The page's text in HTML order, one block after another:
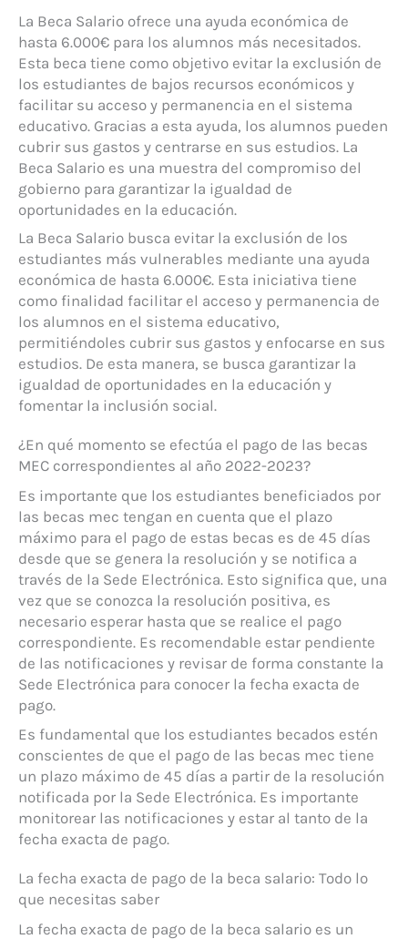
La Beca Salario ofrece una ayuda económica de
hasta 6.000€ para los alumnos más necesitados.
Esta beca tiene como objetivo evitar la exclusión de
los estudiantes de bajos recursos económicos y
facilitar su acceso y permanencia en el sistema
educativo. Gracias a esta ayuda, los alumnos pueden
cubrir sus gastos y centrarse en sus estudios. La
Beca Salario es una muestra del compromiso del
gobierno para garantizar la igualdad de
oportunidades en la educación.
La Beca Salario busca evitar la exclusión de los
estudiantes más vulnerables mediante una ayuda
económica de hasta 6.000€. Esta iniciativa tiene
como finalidad facilitar el acceso y permanencia de
los alumnos en el sistema educativo,
permitiéndoles cubrir sus gastos y enfocarse en sus
estudios. De esta manera, se busca garantizar la
igualdad de oportunidades en la educación y
fomentar la inclusión social.
¿En qué momento se efectúa el pago de las becas
MEC correspondientes al año 2022-2023?
Es importante que los estudiantes beneficiados por
las becas mec tengan en cuenta que el plazo
máximo para el pago de estas becas es de 45 días
desde que se genera la resolución y se notifica a
través de la Sede Electrónica. Esto significa que, una
vez que se conozca la resolución positiva, es
necesario esperar hasta que se realice el pago
correspondiente. Es recomendable estar pendiente
de las notificaciones y revisar de forma constante la
Sede Electrónica para conocer la fecha exacta de
pago.
Es fundamental que los estudiantes becados estén
conscientes de que el pago de las becas mec tiene
un plazo máximo de 45 días a partir de la resolución
notificada por la Sede Electrónica. Es importante
monitorear las notificaciones y estar al tanto de la
fecha exacta de pago.
La fecha exacta de pago de la beca salario: Todo lo
que necesitas saber
La fecha exacta de pago de la beca salario es un